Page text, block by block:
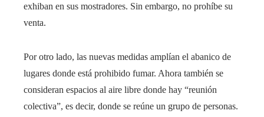
exhiban en sus mostradores. Sin embargo, no prohíbe su
venta.
Por otro lado, las nuevas medidas amplían el abanico de
lugares donde está prohibido fumar. Ahora también se
consideran espacios al aire libre donde hay “reunión
colectiva”, es decir, donde se reúne un grupo de personas.